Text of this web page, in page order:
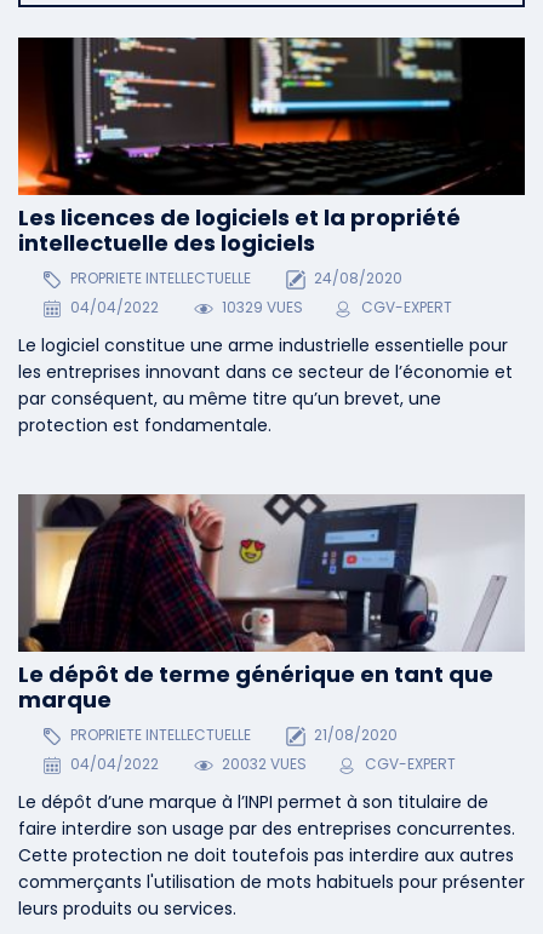
Le dépôt de terme générique en tant que
marque
PROPRIETE INTELLECTUELLE
21/08/2020
04/04/2022
20032 VUES CGV-EXPERT
Le dépôt d’une marque à l’INPI permet à son titulaire de
faire interdire son usage par des entreprises concurrentes.
Cette protection ne doit toutefois pas interdire aux autres
commerçants l'utilisation de mots habituels pour présenter
leurs produits ou services.
Les licences de logiciels et la propriété
intellectuelle des logiciels
PROPRIETE INTELLECTUELLE
24/08/2020
04/04/2022
10329 VUES CGV-EXPERT
Le logiciel constitue une arme industrielle essentielle pour
les entreprises innovant dans ce secteur de l’économie et
par conséquent, au même titre qu’un brevet, une
protection est fondamentale.